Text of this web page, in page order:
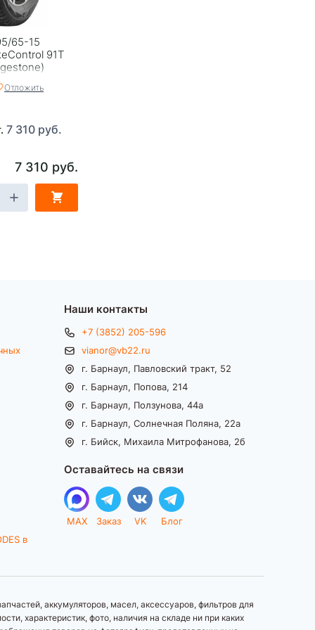
65-15
91T
Отложить
7 310 руб.
7 310 руб.
в
Наши контакты
+7 (3852) 205-596
vianor@vb22.ru
г. Барнаул, Павловский тракт, 52
г. Барнаул, Попова, 214
г. Барнаул, Ползунова, 44а
г. Барнаул, Солнечная Поляна, 22а
г. Бийск, Михаила Митрофанова, 2б
Оставайтесь на связи
MAX Заказ VK Блог
аккумуляторов, масел, аксессуаров, фильтров для
характеристик, фото, наличия на складе ни при каких